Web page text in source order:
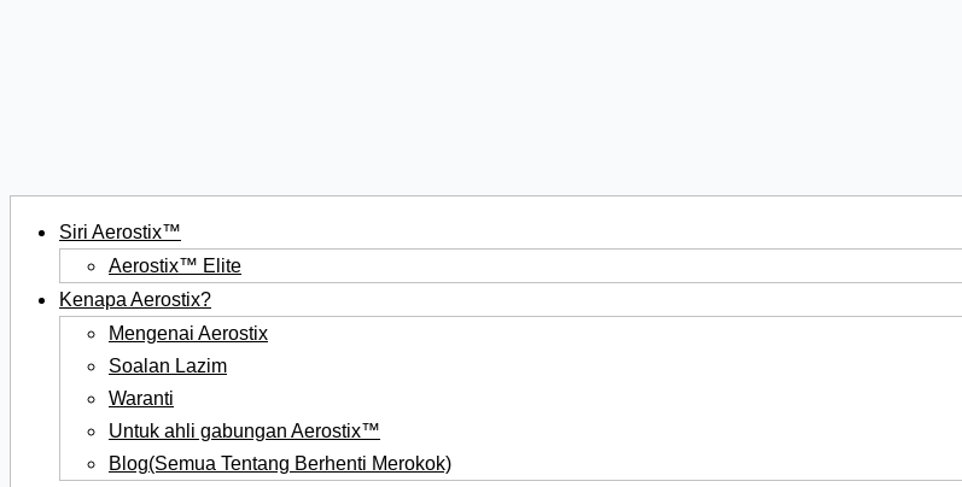
Siri Aerostix™
Aerostix™ Elite
Kenapa Aerostix?
Mengenai Aerostix
Soalan Lazim
Waranti
Untuk ahli gabungan Aerostix™
Blog(Semua Tentang Berhenti Merokok)